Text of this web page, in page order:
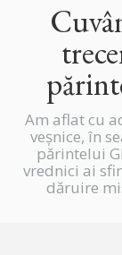
Am aflat cu
veșnice, în
părintelui
vrednici ai
dăruire